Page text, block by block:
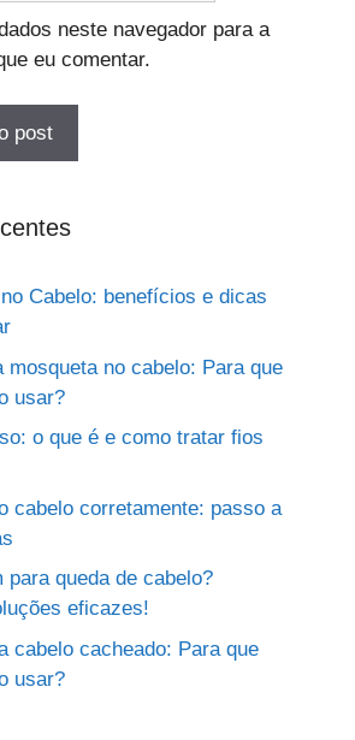
neste navegador para a
eu comentar.
Cabelo: benefícios e dicas
mosqueta no cabelo: Para que
usar?
o que é e como tratar fios
cabelo corretamente: passo a
para queda de cabelo?
eficazes!
cabelo cacheado: Para que
usar?